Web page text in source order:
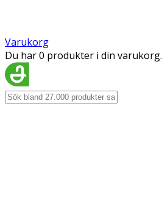
Varukorg
Du har 0 produkter i din varukorg.